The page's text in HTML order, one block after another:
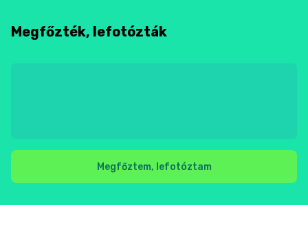
Megfőzték, lefotózták
Megfőztem, lefotóztam